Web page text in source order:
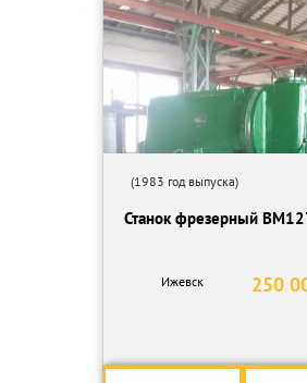
(1983 год выпуска)
Станок фрезерный
250
Ижевск